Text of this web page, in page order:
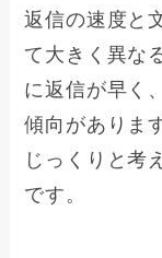
返信の速度と
て大きく異な
に返信が早く
傾向がありま
じっくりと考
です。